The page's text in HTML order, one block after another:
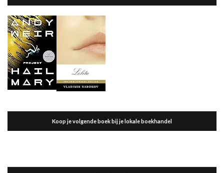
Koop je volgende boek bij je lokale boekhandel